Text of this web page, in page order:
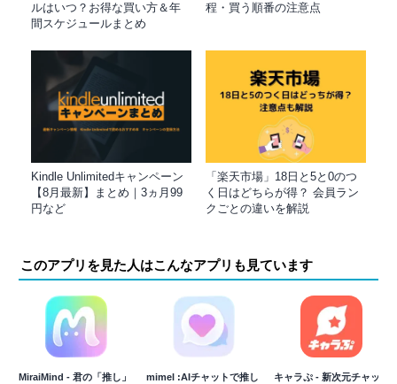
ルはいつ？お得な買い方＆年
間スケジュールまとめ
程・買う順番の注意点
Kindle Unlimitedキャンペーン
【8月最新】まとめ｜3ヵ月99
円など
「楽天市場」18日と5と0のつ
く日はどちらが得？ 会員ラン
クごとの違いを解説
このアプリを見た人はこんなアプリも見ています
MiraiMind - 君の「推し」
mimel :AIチャットで推し
キャラぷ - 新次元チャッ